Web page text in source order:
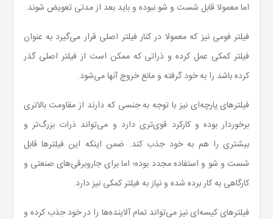
اما معمولا قابل شست و شو نبوده و باید بعد از مدتی تعویض شوند.
فیلتر فومی نیز که معمولا در کنار فیلتر اصلی قرار می‌گیرد به عنوان
فیلتر کمکی عمل کرده و ذراتی که ممکن است از فیلتر اصلی گذر
کرده باشد را به خود گرفته و مانع خروج آنها می‌شود.
فیلترهای پارچه‌ای نیز با توجه به جنسی که دارند از مقاومت بالاتری
برخوردار بوده و کارکرد قوی‌تری دارد و می‌تواند ذرات بزرگ‌تر و
بیشتری را هم به خود جذب کند. ضمن اینکه این فیلترها قابل
شست و شو و استفاده مجدد بوده؛ اما برای جاروبرقی‌های صنعتی و
کارگاهی به کار برده شده و نیاز به فیلتر کمکی نیز دارد.
فیلترهای کیسه‌ای نیز می‌تواند تمام آلاینده‌ها را در خود جذب کرده و